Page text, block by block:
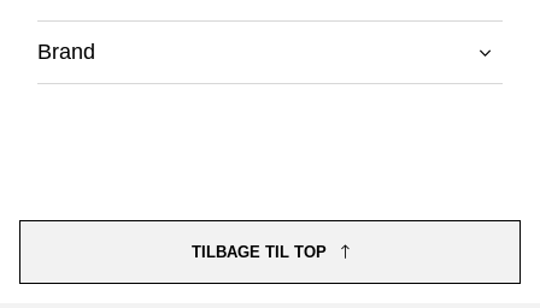
Brand
TILBAGE TIL TOP